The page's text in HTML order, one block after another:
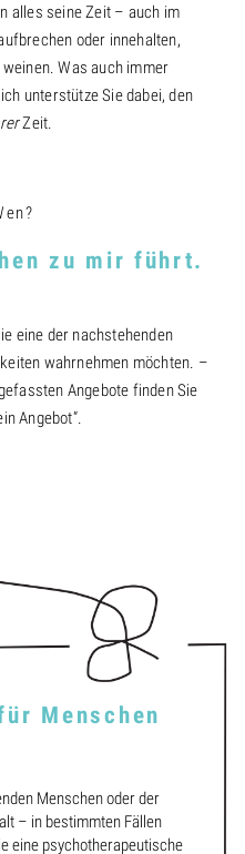
alles seine Zeit – auch im
oder innehalten,
Was auch immer
unterstütze Sie dabei, den
Zeit.
zu mir führt.
eine der nachstehenden
wahrnehmen möchten. –
Angebote finden Sie
Angebot“.
Menschen
Menschen oder der
– in bestimmten Fällen
eine psychotherapeutische